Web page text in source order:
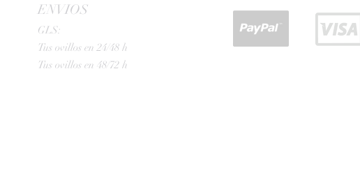
ENVIOS
GLS:
Tus ovillos en 24/48 h
Tus ovillos en 48/72 h